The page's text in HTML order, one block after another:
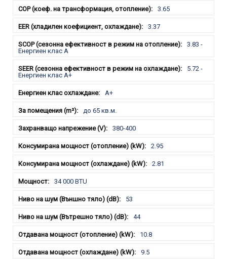
3.65
3.37
3.83 -
Енергиен клас А
5.72 -
Енергиен клас А+
A+
до 65 кв.м.
380-400
2.95
2.81
34 000 BTU
53
44
10.8
9.5